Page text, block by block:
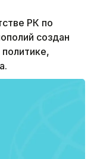
РК по
создан